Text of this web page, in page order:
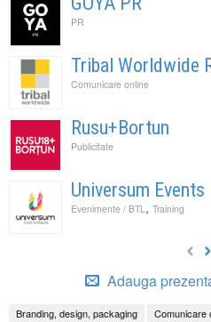
PR
Tribal Worldwide
Comunicare online
Rusu+Bortun
Publicitate
Universum Events
Evenimente / BTL, Training
Adauga
Branding, design, packaging Comunicare